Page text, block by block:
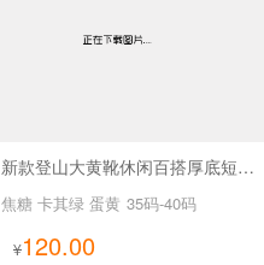
新款登山大黄靴休闲百搭厚底短靴马丁靴SA2676
焦糖 卡其绿 蛋黄 35码-40码
¥120.00